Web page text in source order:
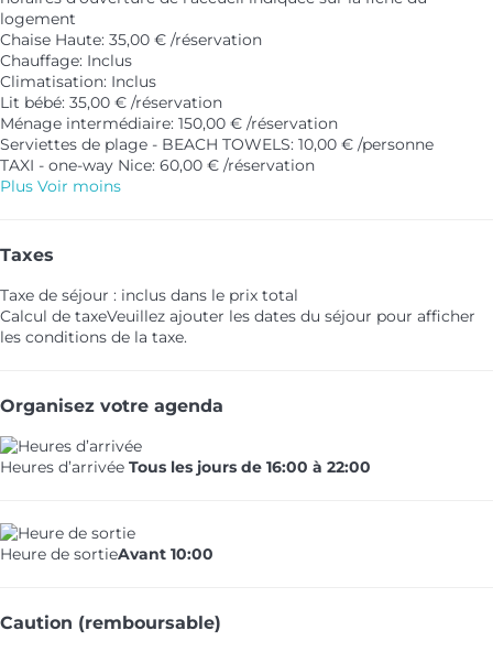
logement
Chaise Haute: 35,00 € /réservation
Chauffage: Inclus
Climatisation: Inclus
Lit bébé: 35,00 € /réservation
Ménage intermédiaire: 150,00 € /réservation
Serviettes de plage - BEACH TOWELS: 10,00 € /personne
TAXI - one-way Nice: 60,00 € /réservation
Plus Voir moins
Taxes
Taxe de séjour : inclus dans le prix total
Calcul de taxeVeuillez ajouter les dates du séjour pour afficher
les conditions de la taxe.
Organisez votre agenda
Heures d’arrivée Tous les jours de 16:00 à 22:00
Heure de sortieAvant 10:00
Caution (remboursable)